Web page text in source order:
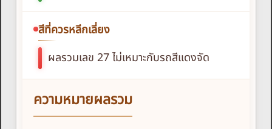
สีที่ควรหลีกเลี่ยง
ผลรวมเลข 27 ไม่เหมาะกับรถสีแดงจัด
ความหมายผลรวม